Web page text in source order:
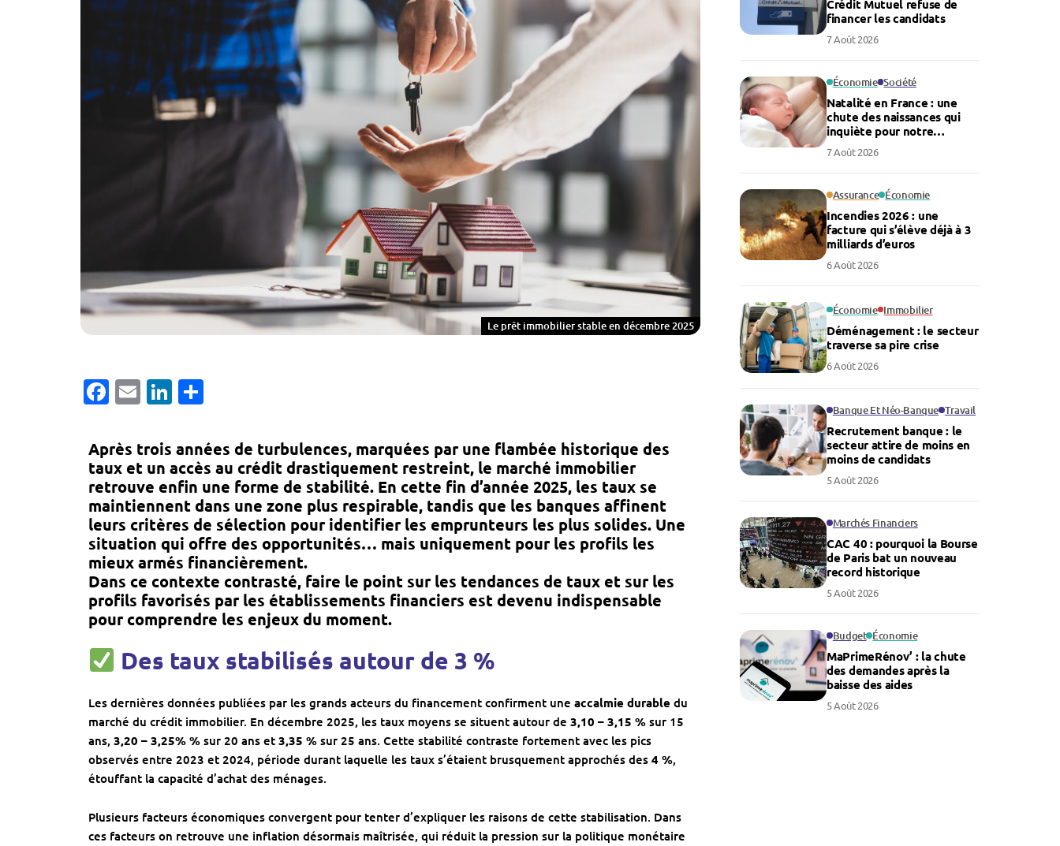
Le prêt immobilier stable en décembre 2025
Facebook
EmailLinkedIn
Après trois années de turbulences, marquées par une flambée historique des
taux et un accès au crédit drastiquement restreint, le marché immobilier
retrouve enfin une forme de stabilité. En cette fin d’année 2025, les taux se
maintiennent dans une zone plus respirable, tandis que les banques affinent
leurs critères de sélection pour identifier les emprunteurs les plus solides. Une
situation qui offre des opportunités… mais uniquement pour les profils les
mieux armés financièrement.
Dans ce contexte contrasté, faire le point sur les tendances de taux et sur les
profils favorisés par les établissements financiers est devenu indispensable
pour comprendre les enjeux du moment.
Des taux stabilisés autour de 3 %
Les dernières données publiées par les grands acteurs du financement confirment une accalmie durable du
marché du crédit immobilier. En décembre 2025, les taux moyens se situent autour de 3,10 – 3,15 % sur 15
ans, 3,20 – 3,25% % sur 20 ans et 3,35 % sur 25 ans. Cette stabilité contraste fortement avec les pics
observés entre 2023 et 2024, période durant laquelle les taux s’étaient brusquement approchés des 4 %,
étouffant la capacité d’achat des ménages.
Plusieurs facteurs économiques convergent pour tenter d’expliquer les raisons de cette stabilisation. Dans
ces facteurs on retrouve une inflation désormais maîtrisée, qui réduit la pression sur la politique monétaire
Crédit Mutuel refuse de
financer les candidats
7 Août 2026
Économie Société
Natalité en France : une
chute des naissances qui
inquiète pour notre
économie
7 Août 2026
Assurance Économie
Incendies 2026 : une
facture qui s’élève déjà à 3
milliards d’euros
6 Août 2026
Économie Immobilier
Déménagement : le secteur
traverse sa pire crise
6 Août 2026
Banque Et Néo-Banque Travail
Recrutement banque : le
secteur attire de moins en
moins de candidats
5 Août 2026
Marchés Financiers
CAC 40 : pourquoi la Bourse
de Paris bat un nouveau
record historique
5 Août 2026
Budget Économie
MaPrimeRénov’ : la chute
des demandes après la
baisse des aides
5 Août 2026